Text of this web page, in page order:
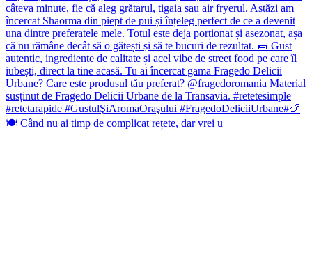
🍽️ Când nu ai timp de complicat rețete, dar vrei u